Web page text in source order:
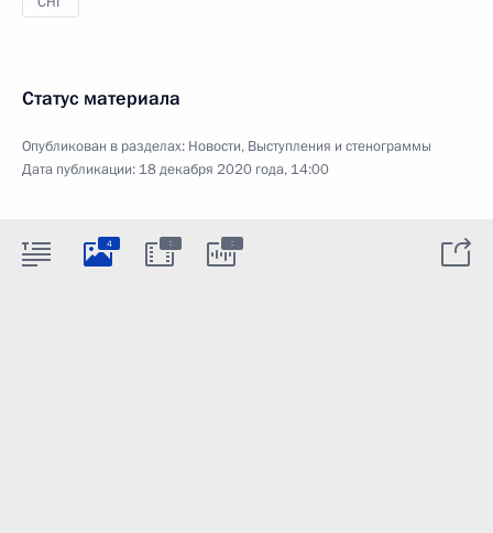
Статус материала
Опубликован в разделах: Новости, Выступления и стенограммы
Дата публикации: 18 декабря 2020 года, 14:00
4 : :